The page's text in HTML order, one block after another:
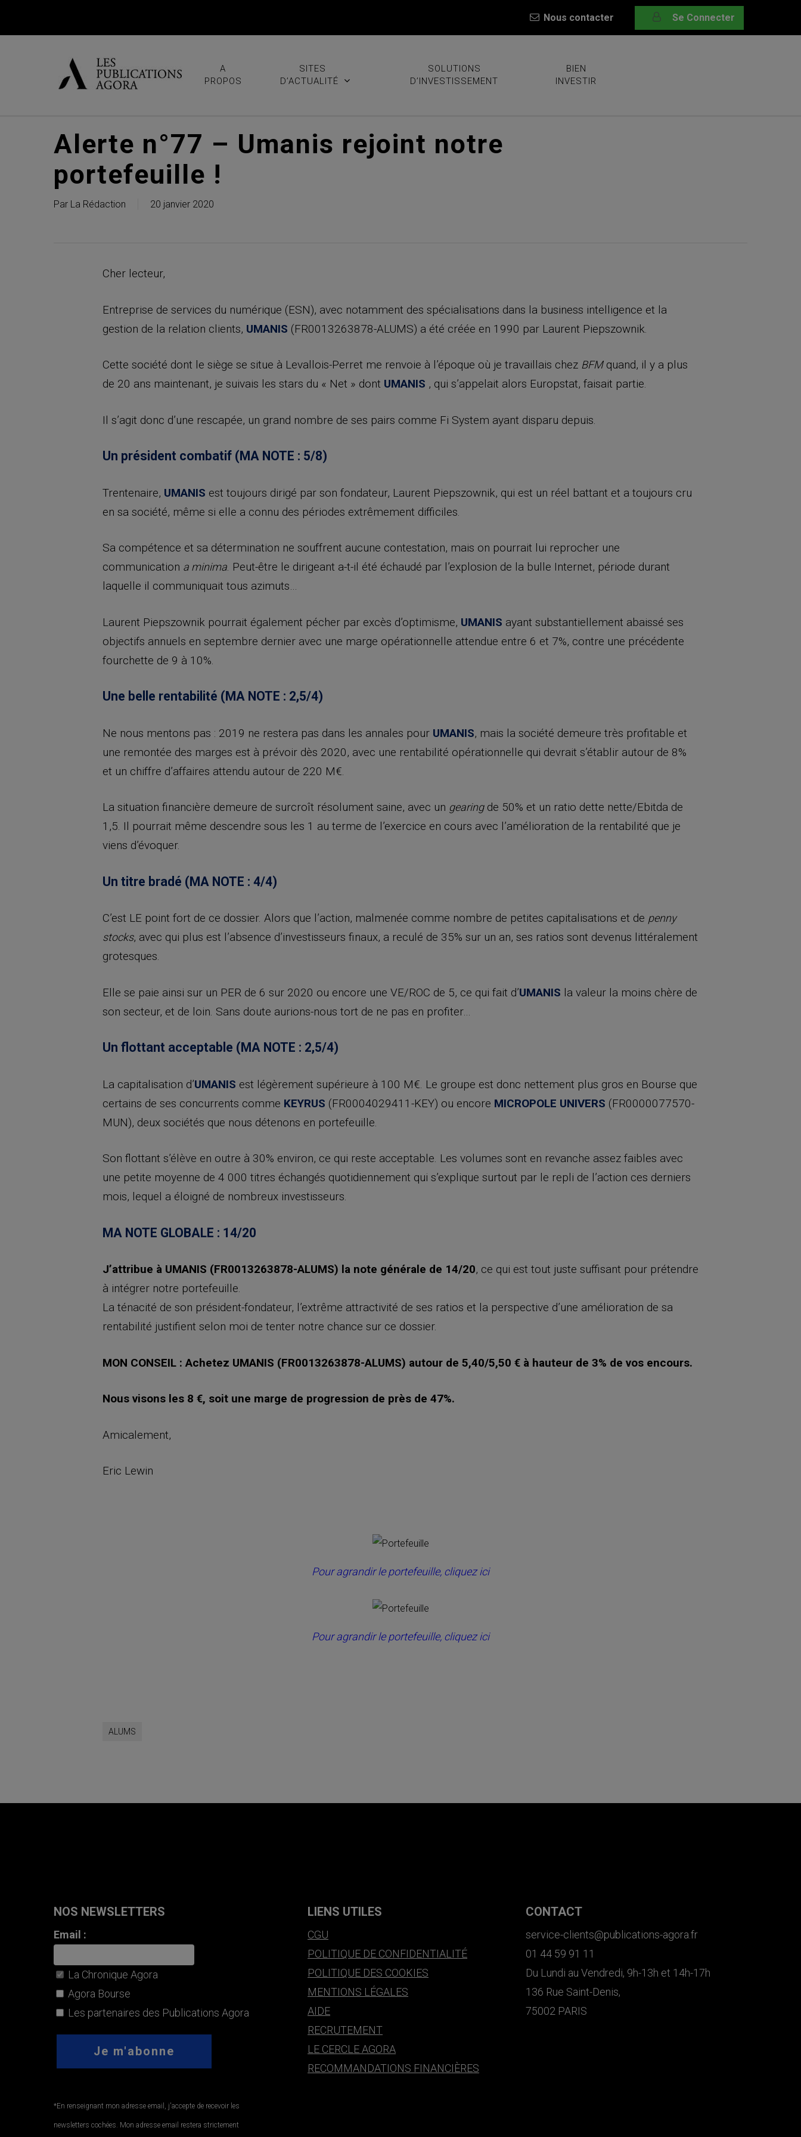
Nous contacter Se Connecter
A
PROPOS
SITES
D’ACTUALITÉ
SOLUTIONS
D’INVESTISSEMENT
BIEN
INVESTIR
Alerte n°77 – Umanis rejoint notre
portefeuille !
Par La Rédaction 20 janvier 2020
Cher lecteur,
Entreprise de services du numérique (ESN), avec notamment des spécialisations dans la business intelligence et la
gestion de la relation clients, UMANIS (FR0013263878-ALUMS) a été créée en 1990 par Laurent Piepszownik.
Cette société dont le siège se situe à Levallois-Perret me renvoie à l’époque où je travaillais chez BFMquand, il y a plus
de 20 ans maintenant, je suivais les stars du « Net » dont UMANIS , qui s’appelait alors Europstat, faisait partie.
Il s’agit donc d’une rescapée, un grand nombre de ses pairs comme Fi System ayant disparu depuis.
Un président combatif (MA NOTE : 5/8)
Trentenaire, UMANIS est toujours dirigé par son fondateur, Laurent Piepszownik, qui est un réel battant et a toujours cru
en sa société, même si elle a connu des périodes extrêmement difficiles.
Sa compétence et sa détermination ne souffrent aucune contestation, mais on pourrait lui reprocher une
communication a minima. Peut-être le dirigeant a-t-il été échaudé par l’explosion de la bulle Internet, période durant
laquelle il communiquait tous azimuts…
Laurent Piepszownik pourrait également pécher par excès d’optimisme, UMANIS ayant substantiellement abaissé ses
objectifs annuels en septembre dernier avec une marge opérationnelle attendue entre 6 et 7%, contre une précédente
fourchette de 9 à 10%.
Une belle rentabilité (MA NOTE : 2,5/4)
Ne nous mentons pas : 2019 ne restera pas dans les annales pour UMANIS, mais la société demeure très profitable et
une remontée des marges est à prévoir dès 2020, avec une rentabilité opérationnelle qui devrait s’établir autour de 8%
et un chiffre d’affaires attendu autour de 220 M€.
La situation financière demeure de surcroît résolument saine, avec un gearingde 50% et un ratio dette nette/Ebitda de
1,5. Il pourrait même descendre sous les 1 au terme de l’exercice en cours avec l’amélioration de la rentabilité que je
viens d’évoquer.
Un titre bradé (MA NOTE : 4/4)
C’est LE point fort de ce dossier. Alors que l’action, malmenée comme nombre de petites capitalisations et de penny
stocks, avec qui plus est l’absence d’investisseurs finaux, a reculé de 35% sur un an, ses ratios sont devenus littéralement
grotesques.
Elle se paie ainsi sur un PER de 6 sur 2020 ou encore une VE/ROC de 5, ce qui fait d’UMANIS la valeur la moins chère de
son secteur, et de loin. Sans doute aurions-nous tort de ne pas en profiter…
Un flottant acceptable (MA NOTE : 2,5/4)
La capitalisation d’UMANIS est légèrement supérieure à 100 M€. Le groupe est donc nettement plus gros en Bourse que
certains de ses concurrents comme KEYRUS (FR0004029411-KEY) ou encore MICROPOLE UNIVERS (FR0000077570-
MUN), deux sociétés que nous détenons en portefeuille.
Son flottant s’élève en outre à 30% environ, ce qui reste acceptable. Les volumes sont en revanche assez faibles avec
une petite moyenne de 4 000 titres échangés quotidiennement qui s’explique surtout par le repli de l’action ces derniers
mois, lequel a éloigné de nombreux investisseurs.
MA NOTE GLOBALE : 14/20
J’attribue à UMANIS (FR0013263878-ALUMS) la note générale de 14/20, ce qui est tout juste suffisant pour prétendre
à intégrer notre portefeuille.
La ténacité de son président-fondateur, l’extrême attractivité de ses ratios et la perspective d’une amélioration de sa
rentabilité justifient selon moi de tenter notre chance sur ce dossier.
MON CONSEIL : Achetez UMANIS (FR0013263878-ALUMS) autour de 5,40/5,50 € à hauteur de 3% de vos encours.
Nous visons les 8 €, soit une marge de progression de près de 47%.
Amicalement,
Eric Lewin
Pour agrandir le portefeuille, cliquez ici
Pour agrandir le portefeuille, cliquez ici
ALUMS
NOS NEWSLETTERS
Email :
La Chronique Agora
Agora Bourse
Les partenaires des Publications Agora
*En renseignant mon adresse email, j'accepte de recevoir les
newsletters cochées. Mon adresse email restera strictement
LIENS UTILES
CGU
POLITIQUE DE CONFIDENTIALITÉ
POLITIQUE DES COOKIES
MENTIONS LÉGALES
AIDE
RECRUTEMENT
LE CERCLE AGORA
RECOMMANDATIONS FINANCIÈRES
CONTACT
service-clients@publications-agora.fr
01 44 59 91 11
Du Lundi au Vendredi, 9h-13h et 14h-17h
136 Rue Saint-Denis,
75002 PARIS